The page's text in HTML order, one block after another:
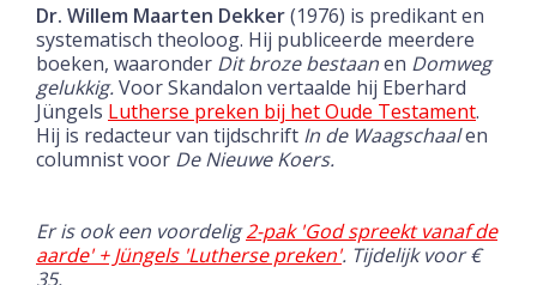
Dr. Willem Maarten Dekker(1976) is predikant en
systematisch theoloog. Hij publiceerde meerdere
boeken, waaronder Dit broze bestaanen Domweg
gelukkig.Voor Skandalon vertaalde hij Eberhard
Jüngels Lutherse preken bij het Oude Testament.
Hij is redacteur van tijdschrift In de Waagschaalen
columnist voor De Nieuwe Koers.
Er is ook een voordelig2-pak 'God spreekt vanaf de
aarde' + Jüngels 'Lutherse preken'. Tijdelijk voor €
35.